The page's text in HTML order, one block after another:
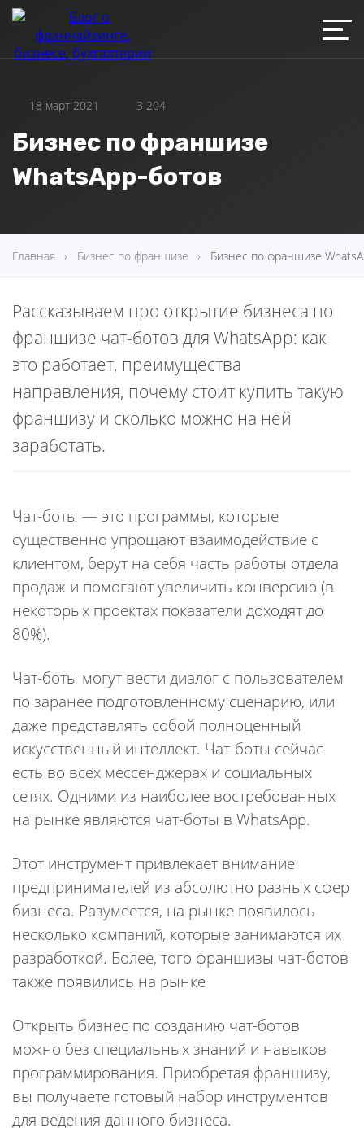
18 март 2021 3 204
Бизнес по франшизе
WhatsApp-ботов
Главная Бизнес по франшизе Бизнес по франшизе
Рассказываем про открытие бизнеса по
франшизе чат-ботов для WhatsApp: как
это работает, преимущества
направления, почему стоит купить такую
франшизу и сколько можно на ней
заработать.
Чат-боты — это программы, которые
существенно упрощают взаимодействие с
клиентом, берут на себя часть работы отдела
продаж и помогают увеличить конверсию (в
некоторых проектах показатели доходят до
80%).
Чат-боты могут вести диалог с пользователем
по заранее подготовленному сценарию, или
даже представлять собой полноценный
искусственный интеллект. Чат-боты сейчас
есть во всех мессенджерах и социальных
сетях. Одними из наиболее востребованных
на рынке являются чат-боты в WhatsApp.
Этот инструмент привлекает внимание
предпринимателей из абсолютно разных сфер
бизнеса. Разумеется, на рынке появилось
несколько компаний, которые занимаются их
разработкой. Более, того франшизы чат-ботов
также появились на рынке
Открыть бизнес по созданию чат-ботов
можно без специальных знаний и навыков
программирования. Приобретая франшизу,
вы получаете готовый набор инструментов
для ведения данного бизнеса.